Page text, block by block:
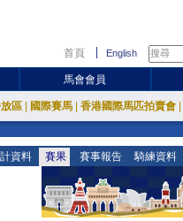
首頁 English
馬會會員
區 國際賽馬 香港國際馬匹拍賣會
資料 賽果 賽事報告 騎練資料